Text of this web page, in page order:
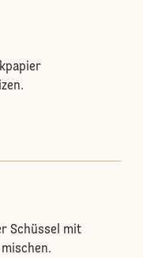
Schüssel mit